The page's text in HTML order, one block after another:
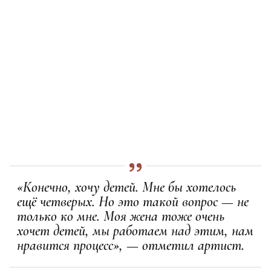
«Конечно, хочу детей. Мне бы хотелось
ещё четверых. Но это такой вопрос — не
только ко мне. Моя жена тоже очень
хочет детей, мы работаем над этим, нам
нравится процесс», — отметил артист.